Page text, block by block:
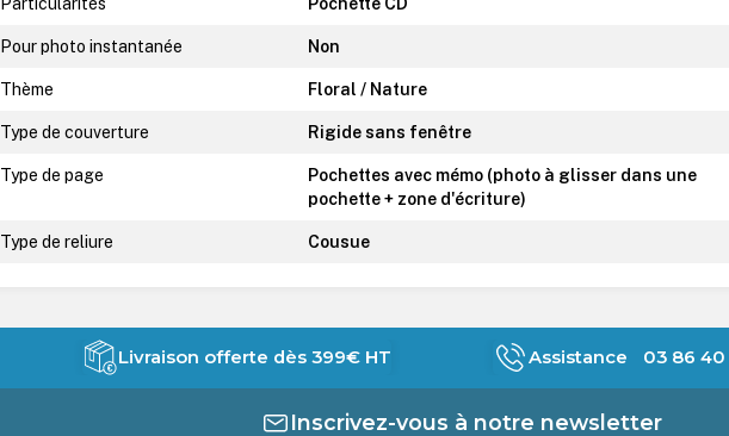
Pour photo instantanée Non
Thème Floral / Nature
Type de couverture Rigide sans fenêtre
Type de page
Pochettes avec mémo (photo à glisser dans une
pochette + zone d'écriture)
Type de reliure Cousue
Livraison offerte dès 399€ HT Assistance 03 86 40
Inscrivez-vous à notre newsletter